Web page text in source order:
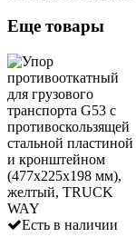
Еще товары
Есть в наличии